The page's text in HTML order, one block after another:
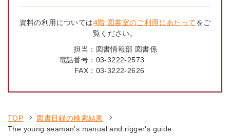
資料の利用については4階 図書室のご利用にあたってをご
覧ください。
担当： 図書情報部 図書係
電話番号： 03-3222-2573
FAX： 03-3222-2626
TOP
図書目録の検索結果
The young seaman's manual and rigger's guide